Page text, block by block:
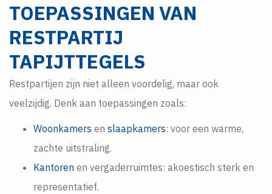
TOEPASSINGEN VAN
RESTPARTIJ
TAPIJTTEGELS
Restpartijen zijn niet alleen voordelig, maar ook
veelzijdig. Denk aan toepassingen zoals:
Woonkamers en slaapkamers: voor een warme,
zachte uitstraling.
Kantoren en vergaderruimtes: akoestisch sterk en
representatief.